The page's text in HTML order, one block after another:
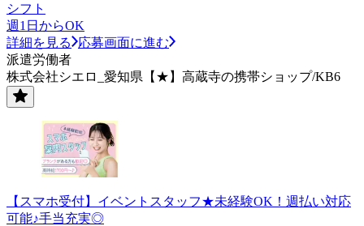
シフト
週1日からOK
詳細を見る
応募画面に進む
派遣労働者
株式会社シエロ_愛知県【★】高蔵寺の携帯ショップ/KB6
【スマホ受付】イベントスタッフ★未経験OK！週払い対応
可能♪手当充実◎